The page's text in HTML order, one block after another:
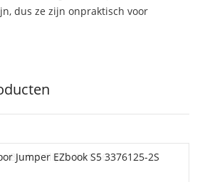
dus ze zijn onpraktisch voor